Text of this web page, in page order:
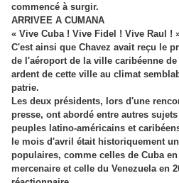
commencé à surgir.
ARRIVEE A CUMANA
« Vive Cuba ! Vive Fidel ! Vive Raul !
C'est ainsi que Chavez avait reçu le
de l'aéroport de la ville caribéenne
ardent de cette ville au climat
patrie.
Les deux présidents, lors d'une
presse, ont abordé entre autres
peuples latino-américains et
le mois d'avril était historiquement
populaires, comme celles de Cuba
mercenaire et celle du Venezuela en